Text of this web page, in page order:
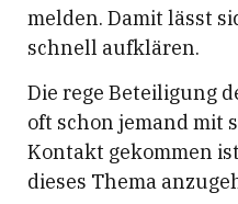
melden. Damit lässt
schnell aufklären.
Die rege Beteiligung
oft schon jemand mit
Kontakt gekommen
dieses Thema